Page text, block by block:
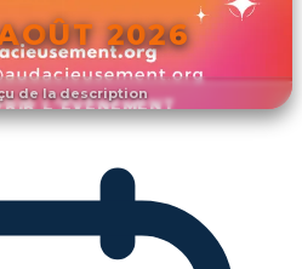
de la description
2026
L'ÉVÉNEMENT